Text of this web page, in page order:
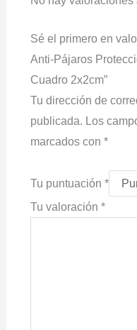
Sé el primero en
Anti-Pájaros
Cuadro 2x2cm”
Tu dirección de
publicada. Los
marcados con *
Tu puntuación *
Tu valoración *